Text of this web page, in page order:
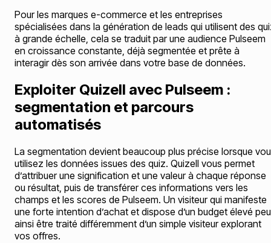
Pour les marques e-commerce et les entreprises
spécialisées dans la génération de leads qui utilisent des
à grande échelle, cela se traduit par une audience Pulseem
en croissance constante, déjà segmentée et prête à
interagir dès son arrivée dans votre base de données.
Exploiter Quizell avec Pulseem :
segmentation et parcours
automatisés
La segmentation devient beaucoup plus précise lorsque
utilisez les données issues des quiz. Quizell vous permet
d’attribuer une signification et une valeur à chaque réponse
ou résultat, puis de transférer ces informations vers les
champs et les scores de Pulseem. Un visiteur qui manifeste
une forte intention d’achat et dispose d’un budget élevé
ainsi être traité différemment d’un simple visiteur explorant
vos offres.